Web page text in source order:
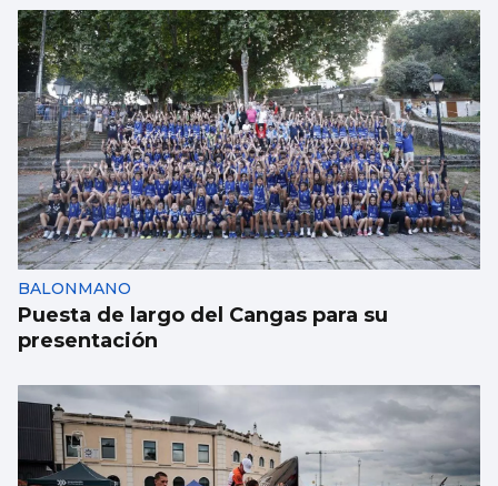
Los españoles enviaron más paquetes que
cartas en 2025
BALONMANO
Puesta de largo del Cangas para su
presentación